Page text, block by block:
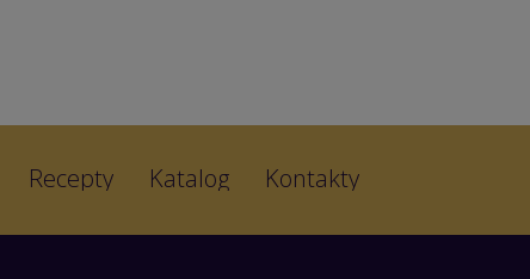
Recepty Katalog Kontakty